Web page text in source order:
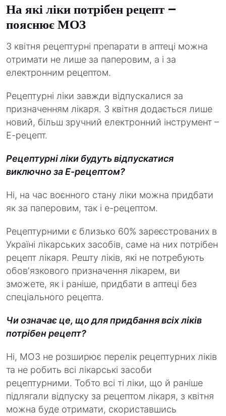
На які ліки потрібен рецепт –
пояснює МОЗ
З квітня рецептурні препарати в аптеці можна
отримати не лише за паперовим, а і за
електронним рецептом.
Рецептурні ліки завжди відпускалися за
призначенням лікаря. З квітня додається лише
новий, більш зручний електронний інструмент –
Е-рецепт.
Рецептурні ліки будуть відпускатися
виключно за Е-рецептом?
Ні, на час воєнного стану ліки можна придбати
як за паперовим, так і е-рецептом.
Рецептурними є близько 60% зареєстрованих в
Україні лікарських засобів, саме на них потрібен
рецепт лікаря. Решту ліків, які не потребують
обовʼязкового призначення лікарем, ви
зможете, як і раніше, придбати в аптеці без
спеціального рецепта.
Чи означає це, що для придбання всіх ліків
потрібен рецепт?
Ні, МОЗ не розширює перелік рецептурних ліків
та не робить всі лікарські засоби
рецептурними. Тобто всі ті ліки, що й раніше
підлягали відпуску за рецептом лікаря, з квітня
можна буде отримати, скориставшись